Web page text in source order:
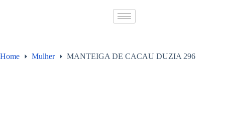
Home Mulher MANTEIGA DE CACAU DUZIA 296